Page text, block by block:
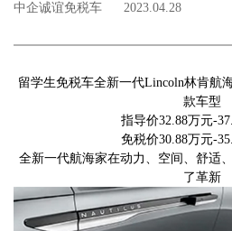
中企诚谊免税车 2023.04.28
留学生免税车全新一代Lincoln林肯航
款车型
指导价32.88万元-
免税价30.88万元-
全新一代航海家在动力、空间、舒适
了革新